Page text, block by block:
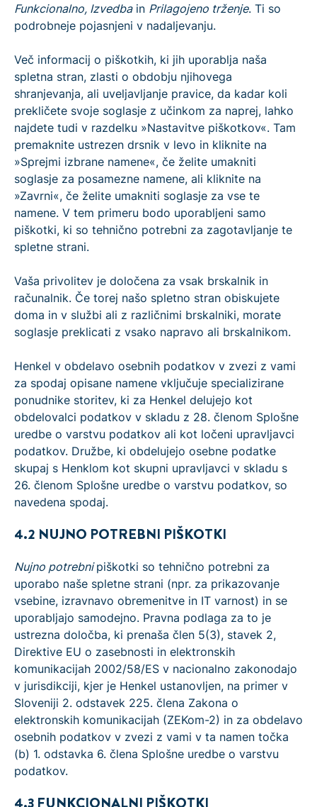
Funkcionalno, Izvedbain Prilagojeno trženje. Ti so
podrobneje pojasnjeni v nadaljevanju.
Več informacij o piškotkih, ki jih uporablja naša
spletna stran, zlasti o obdobju njihovega
shranjevanja, ali uveljavljanje pravice, da kadar koli
prekličete svoje soglasje z učinkom za naprej, lahko
najdete tudi v razdelku »Nastavitve piškotkov«. Tam
premaknite ustrezen drsnik v levo in kliknite na
»Sprejmi izbrane namene«, če želite umakniti
soglasje za posamezne namene, ali kliknite na
»Zavrni«, če želite umakniti soglasje za vse te
namene. V tem primeru bodo uporabljeni samo
piškotki, ki so tehnično potrebni za zagotavljanje te
spletne strani.
Vaša privolitev je določena za vsak brskalnik in
računalnik. Če torej našo spletno stran obiskujete
doma in v službi ali z različnimi brskalniki, morate
soglasje preklicati z vsako napravo ali brskalnikom.
Henkel v obdelavo osebnih podatkov v zvezi z vami
za spodaj opisane namene vključuje specializirane
ponudnike storitev, ki za Henkel delujejo kot
obdelovalci podatkov v skladu z 28. členom Splošne
uredbe o varstvu podatkov ali kot ločeni upravljavci
podatkov. Družbe, ki obdelujejo osebne podatke
skupaj s Henklom kot skupni upravljavci v skladu s
26. členom Splošne uredbe o varstvu podatkov, so
navedena spodaj.
4.2 NUJNO POTREBNI PIŠKOTKI
Nujno potrebnipiškotki so tehnično potrebni za
uporabo naše spletne strani (npr. za prikazovanje
vsebine, izravnavo obremenitve in IT varnost) in se
uporabljajo samodejno. Pravna podlaga za to je
ustrezna določba, ki prenaša člen 5(3), stavek 2,
Direktive EU o zasebnosti in elektronskih
komunikacijah 2002/58/ES v nacionalno zakonodajo
v jurisdikciji, kjer je Henkel ustanovljen, na primer v
Sloveniji 2. odstavek 225. člena Zakona o
elektronskih komunikacijah (ZEKom-2) in za obdelavo
osebnih podatkov v zvezi z vami v ta namen točka
(b) 1. odstavka 6. člena Splošne uredbe o varstvu
podatkov.